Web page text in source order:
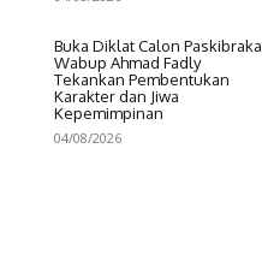
Buka Diklat Calon Paskibraka,
Wabup Ahmad Fadly
Tekankan Pembentukan
Karakter dan Jiwa
Kepemimpinan
04/08/2026